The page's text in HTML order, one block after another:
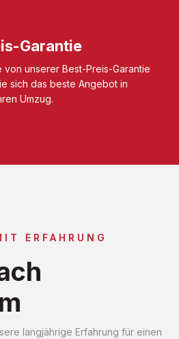
Garantie
von unserer Best-Preis-Garantie
sich das beste Angebot in
Umzug.
ERFAHRUNG
langjährige Erfahrung für einen